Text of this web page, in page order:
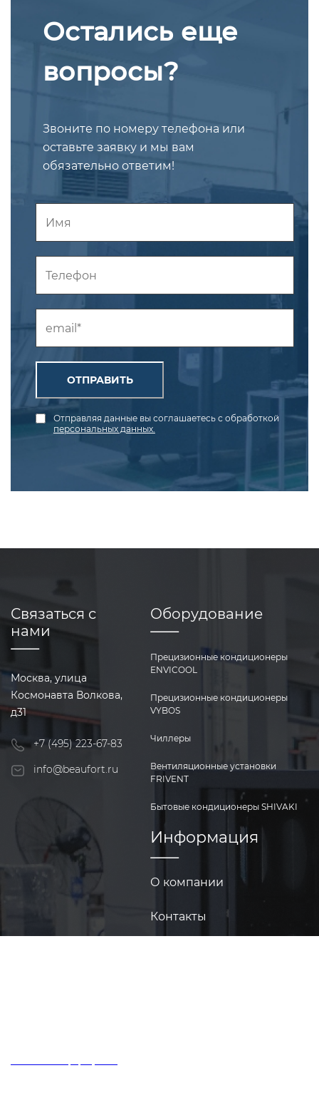
Остались еще
вопросы?
Звоните по номеру телефона или
оставьте заявку и мы вам
обязательно ответим!
ОТПРАВИТЬ
Отправляя данные вы соглашаетесь с обработкой
персональных данных.
Связаться с
нами
Москва, улица
Космонавта Волкова,
д31
+7 (495) 223-67-83
info@beaufort.ru
Оборудование
Прецизионные кондиционеры
ENVICOOL
Прецизионные кондиционеры
VYBOS
Чиллеры
Вентиляционные установки
FRIVENT
Бытовые кондиционеры SHIVAKI
Информация
О компании
Контакты